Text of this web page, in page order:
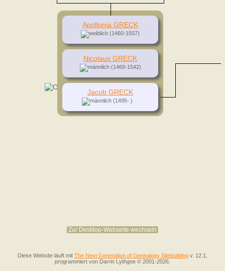
Apollonia GRECK
(1460-1507)
Nicolaus GRECK
(1469-1542)
Jacob GRECK
(1495- )
Zur Desktop-Webseite wechseln
Diese Website läuft mit The Next Generation of Genealogy Sitebuilding v. 12.1,
programmiert von Darrin Lythgoe © 2001-2026.